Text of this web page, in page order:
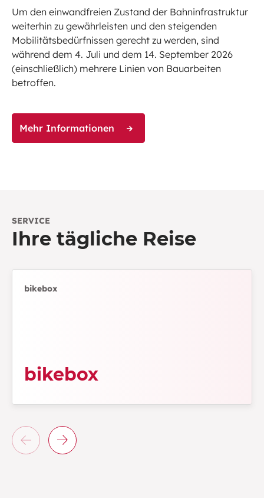
Um den einwandfreien Zustand der Bahninfrastruktur
weiterhin zu gewährleisten und den steigenden
Mobilitätsbedürfnissen gerecht zu werden, sind
während dem 4. Juli und dem 14. September 2026
(einschließlich) mehrere Linien von Bauarbeiten
betroffen.
Mehr Informationen
SERVICE
Ihre tägliche Reise
bikebox
bikebox